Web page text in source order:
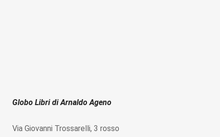
Globo Libri di Arnaldo Ageno
Via Giovanni Trossarelli, 3 rosso